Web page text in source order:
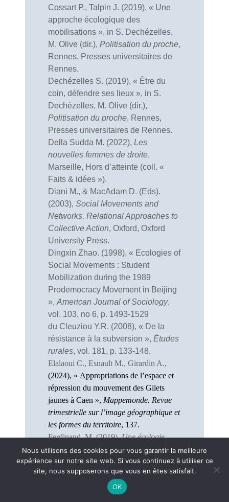
Cossart P., Talpin J. (2019), « Une
approche écologique des
mobilisations », in S. Dechézelles,
M. Olive (dir.), Politisation du proche,
Rennes, Presses universitaires de
Rennes.
Dechézelles S. (2019), « Être du
coin, défendre ses lieux », in S.
Dechézelles, M. Olive (dir.),
Politisation du proche, Rennes,
Presses universitaires de Rennes.
Della Sudda M. (2022), Les
nouvelles femmes de droite,
Marseille, Hors d’atteinte (coll. «
Faits & idées »).
Diani M., & MacAdam D. (Eds).
(2003), Social Movements and
Networks. Relational Approaches to
Collective Action, Oxford, Oxford
University Press.
Dingxin Zhao. (1998), « Ecologies of
Social Movements : Student
Mobilization during the 1989
Prodemocracy Movement in Beijing
», American Journal of Sociology,
vol. 103, no 6, p. 1493-1529
du Cleuziou Y.R. (2008), « De la
résistance à la subversion », Études
rurales, vol. 181, p. 133-148.
Elalaoui C., Esnault M., Girardin A.,
(2024), « Appropriations de l’espace et
répression du mouvement des Gilets
jaunes à Caen », Mappemonde. Revue
trimestrielle sur l’image géographique et
les formes du territoire, 137.
Ferdinand, M. (2019).Une écologie
décoloniale Penserl'écologie depuis le
monde caribéen.Paris, Le Seuil, «
Anthropocène ».
Fetner T. (2008), How the Religious
Nous utilisons des cookies pour vous garantir la meilleure
expérience sur notre site web. Si vous continuez à utiliser ce
site, nous supposerons que vous en êtes satisfait.
OK